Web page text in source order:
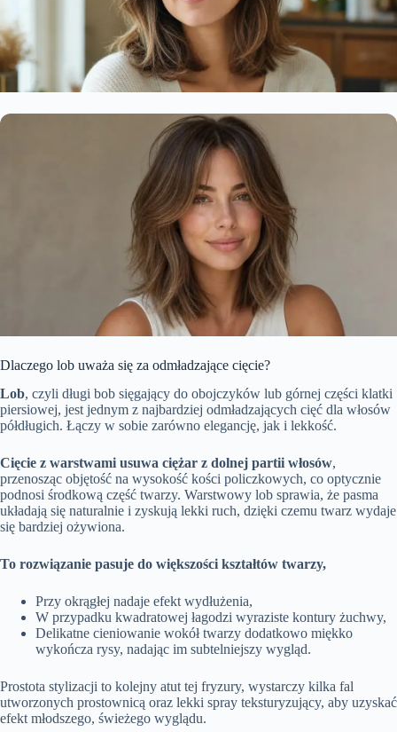
Dlaczego lob uważa się za odmładzające cięcie?
Lob, czyli długi bob sięgający do obojczyków lub górnej części klatki
piersiowej, jest jednym z najbardziej odmładzających cięć dla włosów
półdługich. Łączy w sobie zarówno elegancję, jak i lekkość.
Cięcie z warstwami usuwa ciężar z dolnej partii włosów,
przenosząc objętość na wysokość kości policzkowych, co optycznie
podnosi środkową część twarzy. Warstwowy lob sprawia, że pasma
układają się naturalnie i zyskują lekki ruch, dzięki czemu twarz wydaje
się bardziej ożywiona.
To rozwiązanie pasuje do większości kształtów twarzy,
Przy okrągłej nadaje efekt wydłużenia,
W przypadku kwadratowej łagodzi wyraziste kontury żuchwy,
Delikatne cieniowanie wokół twarzy dodatkowo miękko
wykończa rysy, nadając im subtelniejszy wygląd.
Prostota stylizacji to kolejny atut tej fryzury, wystarczy kilka fal
utworzonych prostownicą oraz lekki spray teksturyzujący, aby uzyskać
efekt młodszego, świeżego wyglądu.